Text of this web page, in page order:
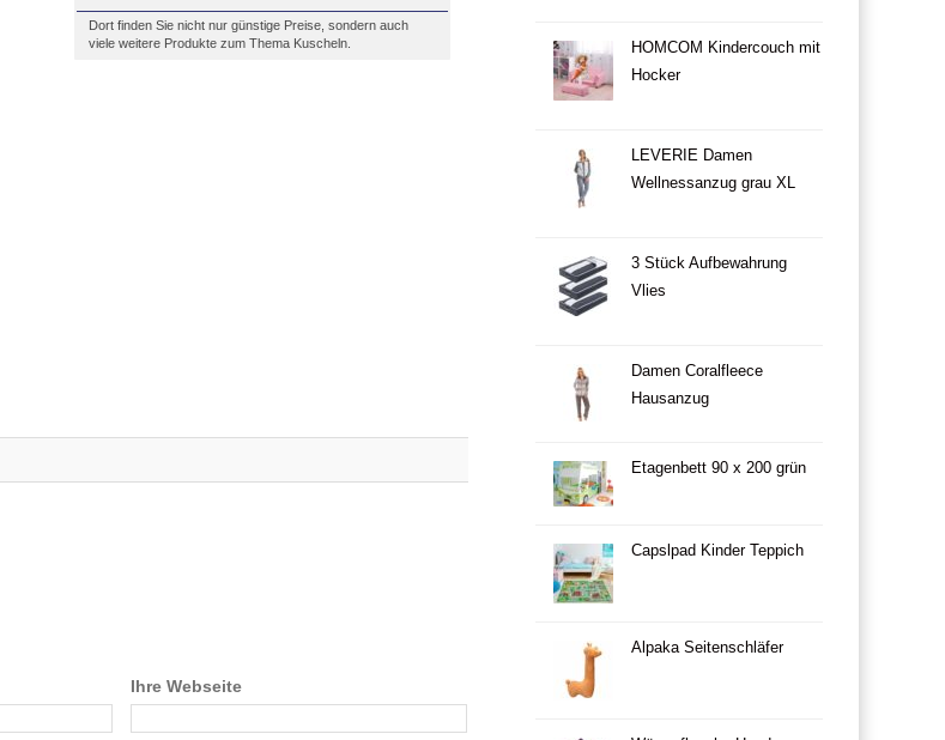
Dort finden Sie nicht nur günstige Preise, sondern auch
viele weitere Produkte zum Thema Kuscheln.
Ihre Webseite
HOMCOM Kindercouch mit
Hocker
LEVERIE Damen
Wellnessanzug grau XL
3 Stück Aufbewahrung
Vlies
Damen Coralfleece
Hausanzug
Etagenbett 90 x 200 grün
Capslpad Kinder Teppich
Alpaka Seitenschläfer